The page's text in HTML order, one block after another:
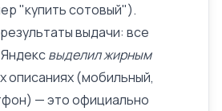
"купить сотовый").
выдачи: все
выделил жирным
описаниях (мобильный,
— это официально